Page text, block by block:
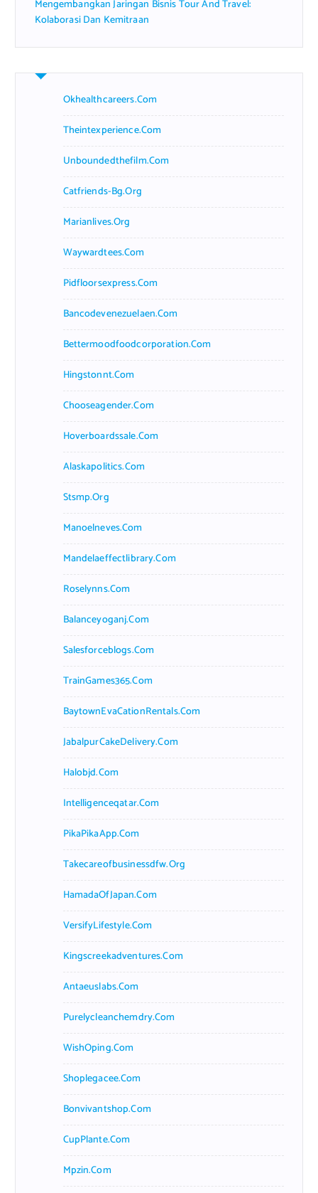
Mengembangkan Jaringan Bisnis Tour And Travel:
Kolaborasi Dan Kemitraan
Okhealthcareers.com
Theintexperience.com
Unboundedthefilm.com
Catfriends-Bg.org
Marianlives.org
Waywardtees.com
Pidfloorsexpress.com
Bancodevenezuelaen.com
Bettermoodfoodcorporation.com
Hingstonnt.com
Chooseagender.com
Hoverboardssale.com
Alaskapolitics.com
Stsmp.org
Manoelneves.com
Mandelaeffectlibrary.com
Roselynns.com
Balanceyoganj.com
Salesforceblogs.com
TrainGames365.com
BaytownEvaCationRentals.com
JabalpurCakeDelivery.com
Halobjd.com
Intelligenceqatar.com
PikaPikaApp.com
Takecareofbusinessdfw.org
HamadaOfJapan.com
VersifyLifestyle.com
Kingscreekadventures.com
Antaeuslabs.com
Purelycleanchemdry.com
WishOping.com
Shoplegacee.com
Bonvivantshop.com
CupPlante.com
Mpzin.com